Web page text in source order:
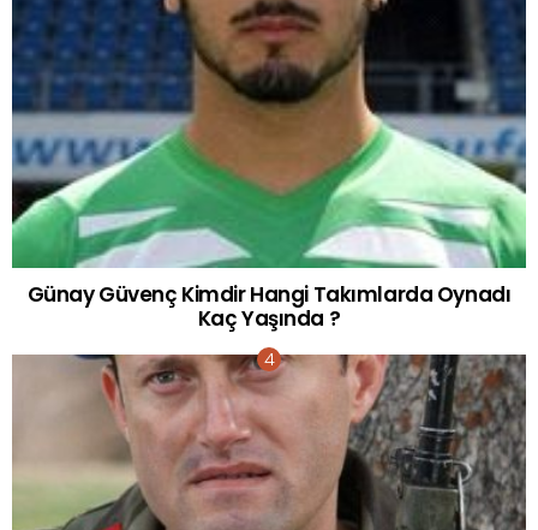
Günay Güvenç Kimdir Hangi Takımlarda Oynadı
Kaç Yaşında ?